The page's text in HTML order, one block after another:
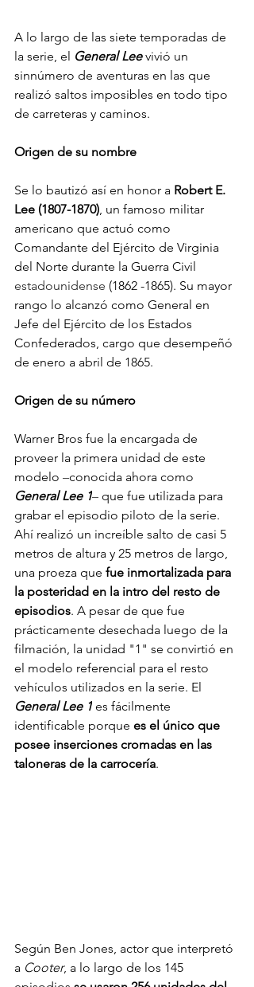
A lo largo de las siete temporadas de
la serie, el General Lee vivió un
sinnúmero de aventuras en las que
realizó saltos imposibles en todo tipo
de carreteras y caminos.
Origen de su nombre
Se lo bautizó así en honor a Robert E.
Lee (1807-1870), un famoso militar
americano que actuó como
Comandante del Ejército de Virginia
del Norte durante la Guerra Civil
estadounidense (1862 -1865). Su mayor
rango lo alcanzó como General en
Jefe del Ejército de los Estados
Confederados, cargo que desempeñó
de enero a abril de 1865.
Origen de su número
Warner Bros fue la encargada de
proveer la primera unidad de este
modelo –conocida ahora como
General Lee 1– que fue utilizada para
grabar el episodio piloto de la serie.
Ahí realizó un increíble salto de casi 5
metros de altura y 25 metros de largo,
una proeza que fue inmortalizada para
la posteridad en la intro del resto de
episodios. A pesar de que fue
prácticamente desechada luego de la
filmación, la unidad "1" se convirtió en
el modelo referencial para el resto
vehículos utilizados en la serie. El
General Lee 1 es fácilmente
identificable porque es el único que
posee inserciones cromadas en las
taloneras de la carrocería.
Según Ben Jones, actor que interpretó
a Cooter, a lo largo de los 145